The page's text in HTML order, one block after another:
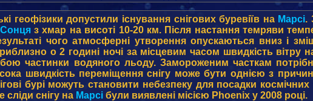
геофізики допустили існування снігових буревіїв на Марсі.
Сонцяз хмар на висоті 10-20 км. Після настання темряви
чого атмосферні утворення опускаються вниз і
о 2 годині ночі за місцевим часом швидкість вітру
частинки водяного льоду. Замороженим часткам
швидкість переміщення снігу може бути однією з
бурі можуть становити небезпеку для посадки
снігу на Марсібули виявлені місією Phoenix у 2008 році.